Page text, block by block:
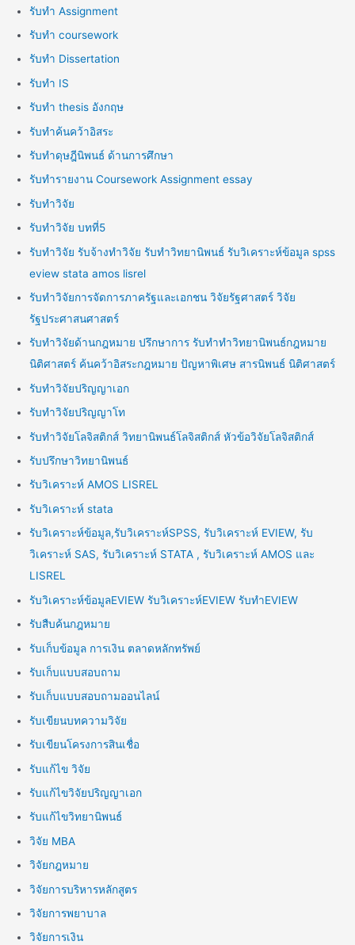
รับทำ Assignment
รับทำ coursework
รับทำ Dissertation
รับทำ IS
รับทำ thesis อังกฤษ
รับทำค้นคว้าอิสระ
รับทำดุษฎีนิพนธ์ ด้านการศึกษา
รับทำรายงาน Coursework Assignment essay
รับทำวิจัย
รับทำวิจัย บทที่5
รับทำวิจัย รับจ้างทำวิจัย รับทำวิทยานิพนธ์ รับวิเคราะห์ข้อมูล spss
eview stata amos lisrel
รับทำวิจัยการจัดการภาครัฐและเอกชน วิจัยรัฐศาสตร์ วิจัย
รัฐประศาสนศาสตร์
รับทำวิจัยด้านกฎหมาย ปรึกษาการ รับทำทำวิทยานิพนธ์กฎหมาย
นิติศาสตร์ ค้นคว้าอิสระกฎหมาย ปัญหาพิเศษ สารนิพนธ์ นิติศาสตร์
รับทำวิจัยปริญญาเอก
รับทำวิจัยปริญญาโท
รับทำวิจัยโลจิสติกส์ วิทยานิพนธ์โลจิสติกส์ หัวข้อวิจัยโลจิสติกส์
รับปรึกษาวิทยานิพนธ์
รับวิเคราะห์ AMOS LISREL
รับวิเคราะห์ stata
รับวิเคราะห์ข้อมูล,รับวิเคราะห์SPSS, รับวิเคราะห์ EVIEW, รับ
วิเคราะห์ SAS, รับวิเคราะห์ STATA , รับวิเคราะห์ AMOS และ
LISREL
รับวิเคราะห์ข้อมูลEVIEW รับวิเคราะห์EVIEW รับทำEVIEW
รับสืบค้นกฎหมาย
รับเก็บข้อมูล การเงิน ตลาดหลักทรัพย์
รับเก็บแบบสอบถาม
รับเก็บแบบสอบถามออนไลน์
รับเขียนบทความวิจัย
รับเขียนโครงการสินเชื่อ
รับแก้ไข วิจัย
รับแก้ไขวิจัยปริญญาเอก
รับแก้ไขวิทยานิพนธ์
วิจัย MBA
วิจัยกฎหมาย
วิจัยการบริหารหลักสูตร
วิจัยการพยาบาล
วิจัยการเงิน